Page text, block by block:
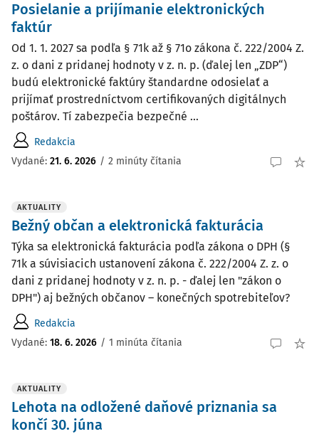
Posielanie a prijímanie elektronických
faktúr
Od 1. 1. 2027 sa podľa § 71k až § 71o zákona č. 222/2004 Z.
z. o dani z pridanej hodnoty v z. n. p. (ďalej len „ZDP“)
budú elektronické faktúry štandardne odosielať a
prijímať prostredníctvom certifikovaných digitálnych
poštárov. Tí zabezpečia bezpečné ...
Redakcia
Vydané: 21. 6. 2026 / 2 minúty čítania
AKTUALITY
Bežný občan a elektronická fakturácia
Týka sa elektronická fakturácia podľa zákona o DPH (§
71k a súvisiacich ustanovení zákona č. 222/2004 Z. z. o
dani z pridanej hodnoty v z. n. p. - ďalej len "zákon o
DPH") aj bežných občanov – konečných spotrebiteľov?
Redakcia
Vydané: 18. 6. 2026 / 1 minúta čítania
AKTUALITY
Lehota na odložené daňové priznania sa
končí 30. júna